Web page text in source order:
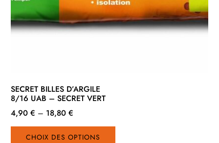
SECRET BILLES D’ARGILE
8/16 UAB – SECRET VERT
4,90€ – 18,80€
CHOIX DES OPTIONS
Ce